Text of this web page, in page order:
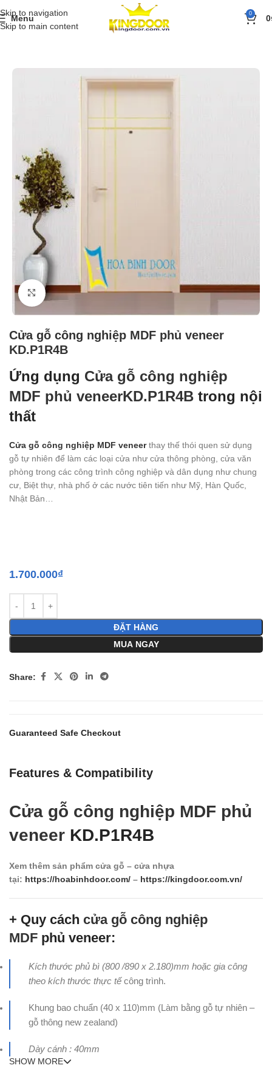
Skip to navigation
Skip to main content
Menu 0 0
Trang chủ» Sản phẩm Cửa gỗ»Cửa gỗ công nghiệp MDF Veneer
Click to enlarge
Cửa gỗ công nghiệp MDF phủ veneer
KD.P1R4B
Ứng dụng Cửa gỗ công nghiệp
MDF phủ veneerKD.P1R4B trong nội
thất
Cửa gỗ công nghiệp MDF veneerthay thế thói quen sử dụng
gỗ tự nhiên để làm các loại cửa như cửa thông phòng, cửa văn
phòng trong các công trình công nghiệp và dân dụng như chung
cư, Biệt thự, nhà phố ở các nước tiên tiến như Mỹ, Hàn Quốc,
Nhật Bản…
1.700.000₫
ĐẶT HÀNG
MUA NGAY
Share:
Guaranteed Safe Checkout
Features & Compatibility
Cửa gỗ công nghiệp MDF phủ
veneer KD.P1R4B
Xem thêm sản phẩm cửa gỗ – cửa nhựa
tại: https://hoabinhdoor.com/ – https://kingdoor.com.vn/
+ Quy cách cửa gỗ công nghiệp
MDF phủ veneer:
Kích thước phủ bì (800 /890 x 2.180)mm hoặc gia công
theo kích thước thực tếcông trình.
Khung bao chuẩn (40 x 110)mm (Làm bằng gỗ tự nhiên –
gỗ thông new zealand)
Dày cánh : 40mm
SHOW MORE